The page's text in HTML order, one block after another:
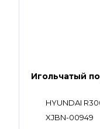
Игольчатый
HYUNDAI
XJBN-00949